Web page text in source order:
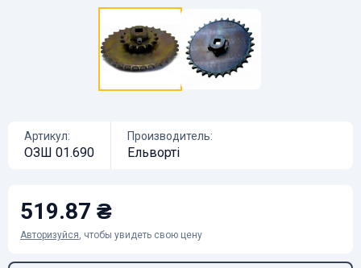
Артикул:
ОЗШ 01.690
Производитель:
Ельворті
519.87 ₴
Авторизуйся, чтобы увидеть свою цену